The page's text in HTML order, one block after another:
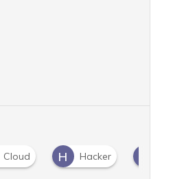
Cloud H Hacker